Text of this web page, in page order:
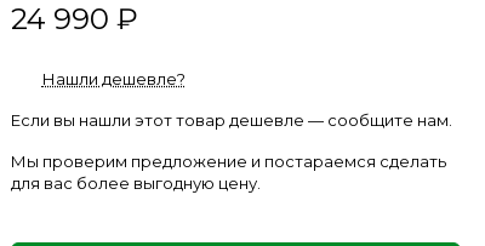
24 990 ₽
Нашли дешевле?
Если вы нашли этот товар дешевле — сообщите нам.
Мы проверим предложение и постараемся сделать
для вас более выгодную цену.